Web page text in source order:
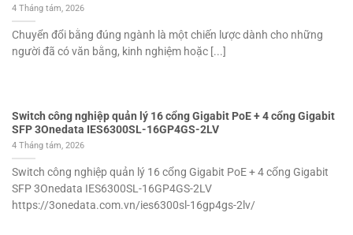
4 Tháng tám, 2026
Chuyển đổi bằng đúng ngành là một chiến lược dành cho những
người đã có văn bằng, kinh nghiệm hoặc [...]
Switch công nghiệp quản lý 16 cổng Gigabit PoE + 4 cổng Gigabit
SFP 3Onedata IES6300SL-16GP4GS-2LV
4 Tháng tám, 2026
Switch công nghiệp quản lý 16 cổng Gigabit PoE + 4 cổng Gigabit
SFP 3Onedata IES6300SL-16GP4GS-2LV
https://3onedata.com.vn/ies6300sl-16gp4gs-2lv/